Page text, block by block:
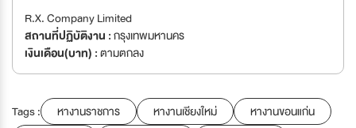
R.X. Company Limited
สถานที่ปฏิบัติงาน :กรุงเทพมหานคร
เงินเดือน(บาท) :ตามตกลง
Tags : หางานราชการ หางานเชียงใหม่
หางานขอนแก่น